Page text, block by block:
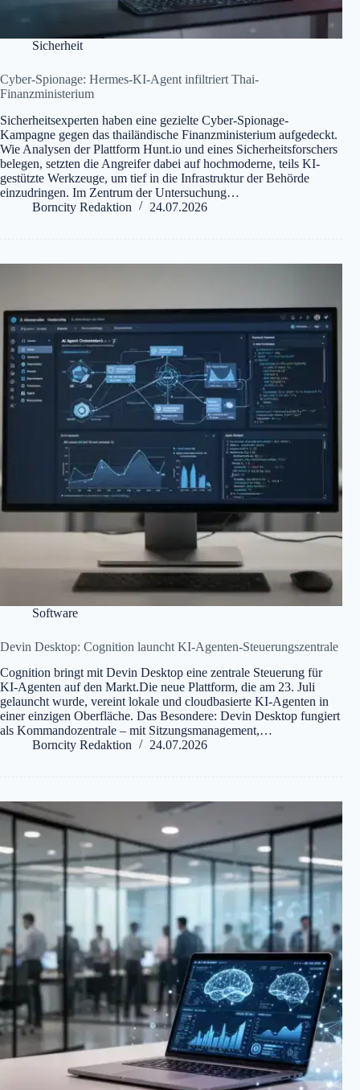
Sicherheit
Cyber-Spionage: Hermes-KI-Agent infiltriert Thai-
Finanzministerium
Sicherheitsexperten haben eine gezielte Cyber-Spionage-
Kampagne gegen das thailändische Finanzministerium aufgedeckt.
Wie Analysen der Plattform Hunt.io und eines Sicherheitsforschers
belegen, setzten die Angreifer dabei auf hochmoderne, teils KI-
gestützte Werkzeuge, um tief in die Infrastruktur der Behörde
einzudringen. Im Zentrum der Untersuchung…
Borncity Redaktion
24.07.2026
Software
Devin Desktop: Cognition launcht KI-Agenten-Steuerungszentrale
Cognition bringt mit Devin Desktop eine zentrale Steuerung für
KI-Agenten auf den Markt.Die neue Plattform, die am 23. Juli
gelauncht wurde, vereint lokale und cloudbasierte KI-Agenten in
einer einzigen Oberfläche. Das Besondere: Devin Desktop fungiert
als Kommandozentrale – mit Sitzungsmanagement,…
Borncity Redaktion
24.07.2026